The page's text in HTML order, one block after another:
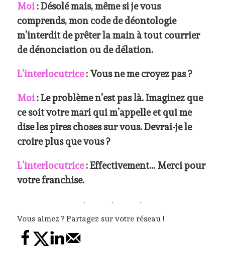
Moi : Désolé mais, même si je vous
comprends, mon code de déontologie
m’interdit de prêter la main à tout courrier
de dénonciation ou de délation.
L’interlocutrice: Vous ne me croyez pas ?
Moi : Le problème n’est pas là. Imaginez que
ce soit votre mari qui m’appelle et qui me
dise les pires choses sur vous. Devrai-je le
croire plus que vous ?
L’interlocutrice: Effectivement… Merci pour
votre franchise.
Vous aimez ? Partagez sur votre réseau !